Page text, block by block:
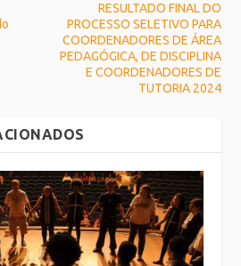
RESULTADO FINAL DO
PROCESSO SELETIVO PARA
COORDENADORES DE ÁREA
PEDAGÓGICA, DE DISCIPLINA
E COORDENADORES DE
TUTORIA 2024